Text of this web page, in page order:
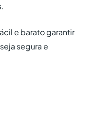
e barato garantir
segura e